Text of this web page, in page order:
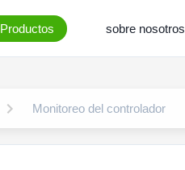
Productos sobre nosotros
Monitoreo del controlador